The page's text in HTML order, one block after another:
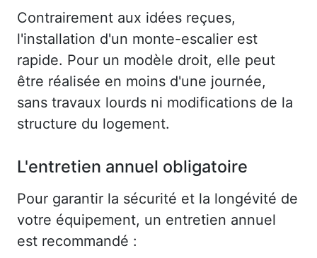
Contrairement aux idées reçues,
l'installation d'un monte-escalier est
rapide. Pour un modèle droit, elle peut
être réalisée en moins d'une journée,
sans travaux lourds ni modifications de la
structure du logement.
L'entretien annuel obligatoire
Pour garantir la sécurité et la longévité de
votre équipement, un entretien annuel
est recommandé :